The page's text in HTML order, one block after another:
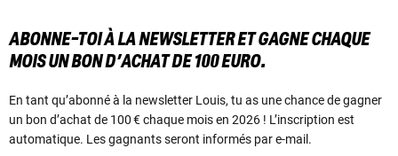
ABONNE-TOI À LA NEWSLETTER ET GAGNE CHAQUE
MOIS UN BON D’ACHAT DE 100 EURO.
En tant qu’abonné à la newsletter Louis, tu as une chance de gagner
un bon d’achat de 100 € chaque mois en 2026 ! L’inscription est
automatique. Les gagnants seront informés par e-mail.